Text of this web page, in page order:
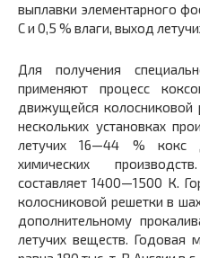
выплавки элементарного
С и 0,5 % влаги, выход
Для получения
применяют процесс
движущейся
нескольких установках
летучих 16—44 % кокс
химических
составляет 1400—1500 К.
колосниковой решетки в
дополнительному
летучих веществ. Годовая